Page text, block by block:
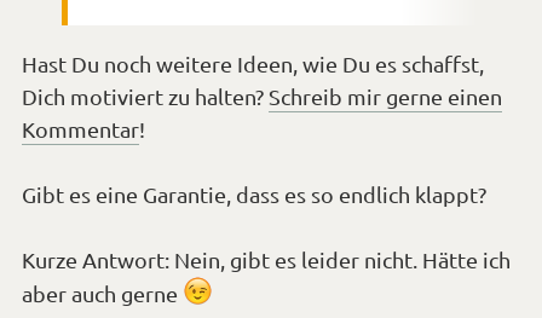
Hast Du noch weitere Ideen, wie Du es schaffst,
Dich motiviert zu halten? Schreib mir gerne einen
Kommentar!
Gibt es eine Garantie, dass es so endlich klappt?
Kurze Antwort: Nein, gibt es leider nicht. Hätte ich
aber auch gerne *Smiley